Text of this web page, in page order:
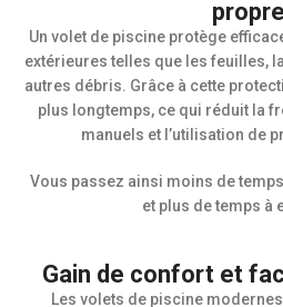
propre
Un volet de piscine protège
extérieures telles que les feuilles,
autres débris. Grâce à cette
plus longtemps, ce qui réduit la
manuels et l’utilisation de
Vous passez ainsi moins de
et plus de temps à
Gain de confort et
Les volets de piscine